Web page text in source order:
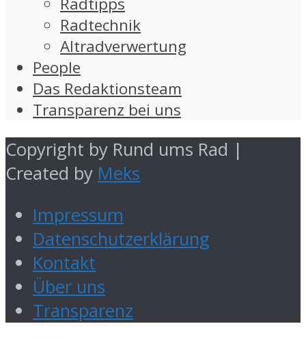
Radtechnik
Altradverwertung
People
Das Redaktionsteam
Transparenz bei uns
Copyright by Rund ums Rad |
Created by Meks
Impressum
Datenschutzerklärung
Kontakt
Über uns
Transparenz